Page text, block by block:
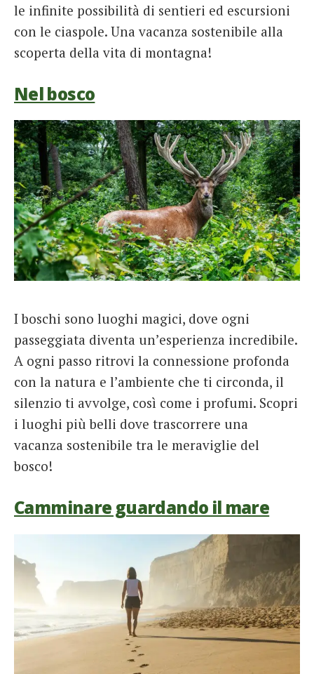
le infinite possibilità di sentieri ed escursioni
con le ciaspole. Una vacanza sostenibile alla
scoperta della vita di montagna!
Nel bosco
I boschi sono luoghi magici, dove ogni
passeggiata diventa un’esperienza incredibile.
A ogni passo ritrovi la connessione profonda
con la natura e l’ambiente che ti circonda, il
silenzio ti avvolge, così come i profumi. Scopri
i luoghi più belli dove trascorrere una
vacanza sostenibile tra le meraviglie del
bosco!
Camminare guardando il mare